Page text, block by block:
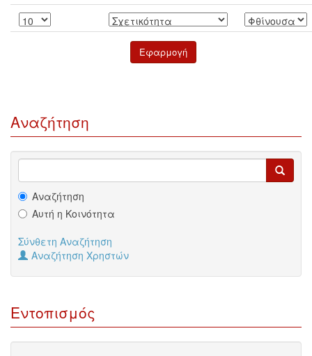
Αναζήτηση
Αναζήτηση
Αυτή η Κοινότητα
Σύνθετη Αναζήτηση
Αναζήτηση Χρηστών
Εντοπισμός